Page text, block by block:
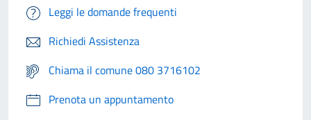
Leggi le domande frequenti
Richiedi Assistenza
Chiama il comune 080 3716102
Prenota un appuntamento